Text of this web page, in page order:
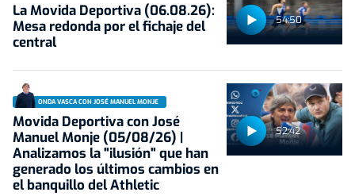
54:50
La Movida Deportiva (06.08.26):
Mesa redonda por el fichaje del
central
52:42
ONDA VASCA CON JOSÉ MANUEL MONJE
Movida Deportiva con José
Manuel Monje (05/08/26) |
Analizamos la "ilusión" que han
generado los últimos cambios en
el banquillo del Athletic